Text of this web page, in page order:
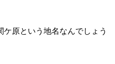
原という地名なんでしょう